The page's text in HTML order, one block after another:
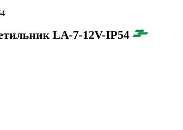
LA-7-12V-IP54